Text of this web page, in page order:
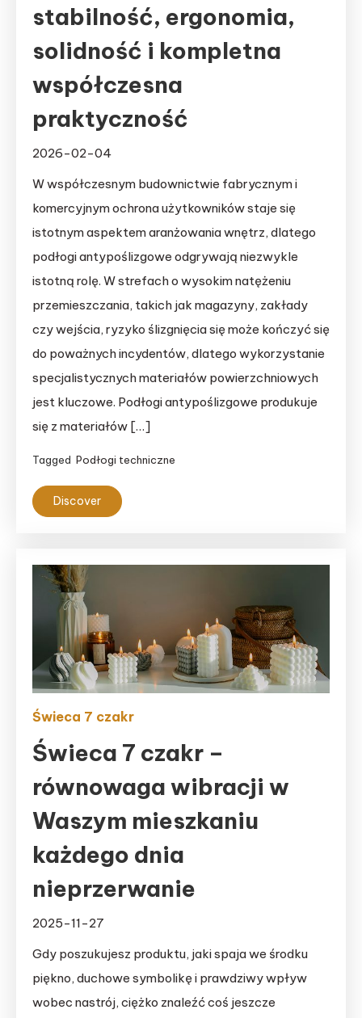
stabilność, ergonomia,
solidność i kompletna
współczesna
praktyczność
2026-02-04
W współczesnym budownictwie fabrycznym i
komercyjnym ochrona użytkowników staje się
istotnym aspektem aranżowania wnętrz, dlatego
podłogi antypoślizgowe odgrywają niezwykle
istotną rolę. W strefach o wysokim natężeniu
przemieszczania, takich jak magazyny, zakłady
czy wejścia, ryzyko ślizgnięcia się może kończyć się
do poważnych incydentów, dlatego wykorzystanie
specjalistycznych materiałów powierzchniowych
jest kluczowe. Podłogi antypoślizgowe produkuje
się z materiałów […]
Tagged Podłogi techniczne
Discover
Świeca 7 czakr
Świeca 7 czakr –
równowaga wibracji w
Waszym mieszkaniu
każdego dnia
nieprzerwanie
2025-11-27
Gdy poszukujesz produktu, jaki spaja we środku
piękno, duchowe symbolikę i prawdziwy wpływ
wobec nastrój, ciężko znaleźć coś jeszcze